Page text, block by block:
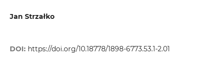
Jan Strzałko
DOI: https://doi.org/10.18778/1898-6773.53.1-2.01